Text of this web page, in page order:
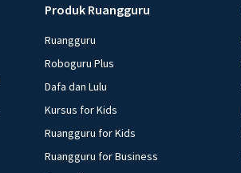
Produk Ruangguru
Ruangguru
Roboguru Plus
Dafa dan Lulu
Kursus for Kids
Ruangguru for Kids
Ruangguru for Business